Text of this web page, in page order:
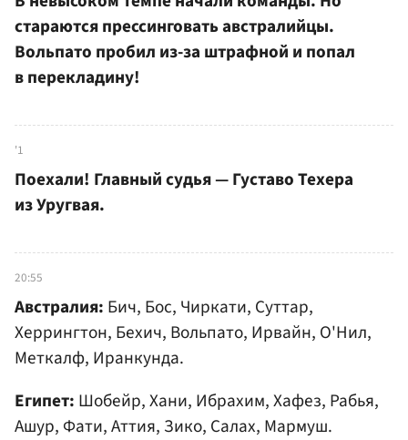
стараются прессинговать австралийцы.
Вольпато пробил из-за штрафной и попал
в перекладину!
'1
Поехали! Главный судья — Густаво Техера
из Уругвая.
20:55
Австралия: Бич, Бос, Чиркати, Суттар,
Херрингтон, Бехич, Вольпато, Ирвайн, О'Нил,
Меткалф, Иранкунда.
Египет: Шобейр, Хани, Ибрахим, Хафез, Рабья,
Ашур, Фати, Аттия, Зико, Салах, Мармуш.